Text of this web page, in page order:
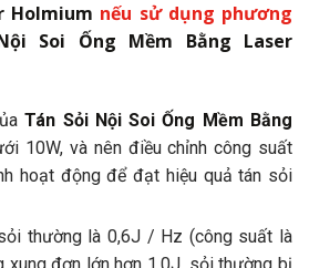
Holmium nếu sử dụng phương
Soi Ống Mềm Bằng Laser
Tán Sỏi Nội Soi Ống Mềm Bằng
10W, và nên điều chỉnh công suất
hoạt động để đạt hiệu quả tán sỏi
thường là 0,6J / Hz (công suất là